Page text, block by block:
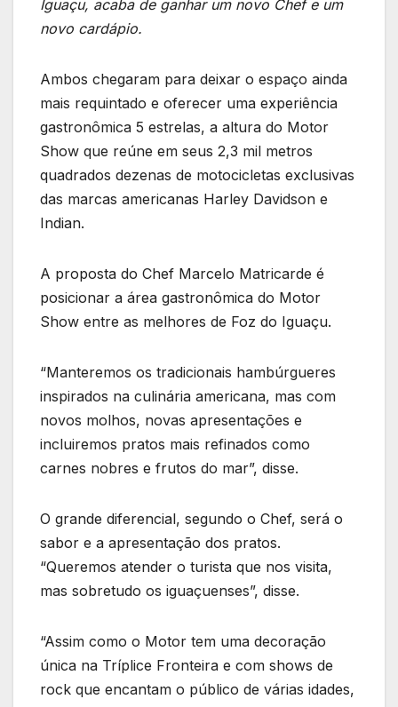
Iguaçu, acaba de ganhar um novo Chef e um
novo cardápio.
Ambos chegaram para deixar o espaço ainda
mais requintado e oferecer uma experiência
gastronômica 5 estrelas, a altura do Motor
Show que reúne em seus 2,3 mil metros
quadrados dezenas de motocicletas exclusivas
das marcas americanas Harley Davidson e
Indian.
A proposta do Chef Marcelo Matricarde é
posicionar a área gastronômica do Motor
Show entre as melhores de Foz do Iguaçu.
“Manteremos os tradicionais hambúrgueres
inspirados na culinária americana, mas com
novos molhos, novas apresentações e
incluiremos pratos mais refinados como
carnes nobres e frutos do mar”, disse.
O grande diferencial, segundo o Chef, será o
sabor e a apresentação dos pratos.
“Queremos atender o turista que nos visita,
mas sobretudo os iguaçuenses”, disse.
“Assim como o Motor tem uma decoração
única na Tríplice Fronteira e com shows de
rock que encantam o público de várias idades,